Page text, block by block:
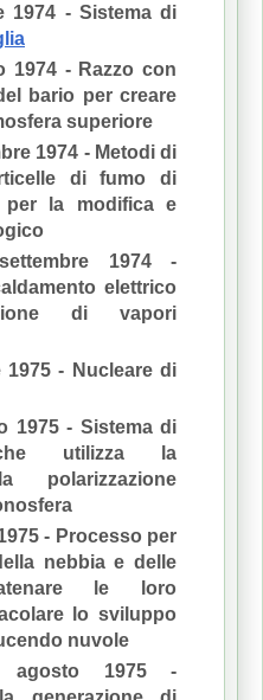
1974 - Sistema di
1974 - Razzo con
bario per creare
superiore
1974 - Metodi di
di fumo di
per la modifica e
1974 -
elettrico
di vapori
- Nucleare di
1975 - Sistema di
che utilizza la
polarizzazione
- Processo per
nebbia e delle
le loro
lo sviluppo
nuvole
1975 -